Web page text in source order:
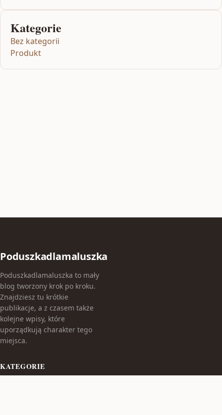
Kategorie
Bez kategorii
Produkt
Poduszkadlamaluszka
Poduszkadlamaluszka to mały
blog tworzony krok po kroku.
Znajdziesz tu krótkie
publikacje, a z czasem także
kolejne wpisy, które
uporządkują charakter tego
miejsca.
KATEGORIE